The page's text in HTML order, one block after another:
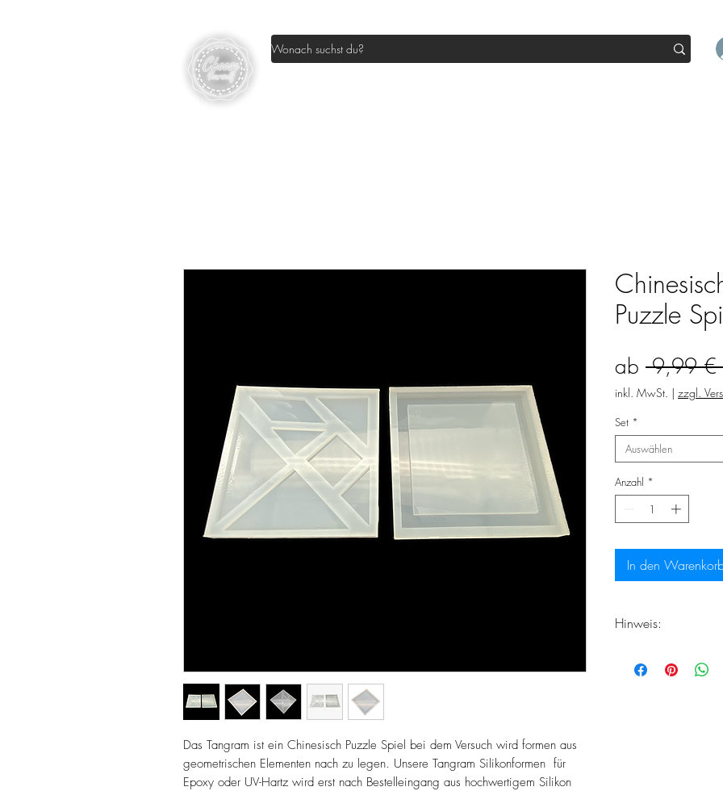
Das Tangram ist ein Chinesisch Puzzle Spiel bei dem Versuch wird formen aus
geometrischen Elementen nach zu legen. Unsere Tangram Silikonformen für
Epoxy oder UV-Hartz wird erst nach Bestelleingang aus hochwertigem Silikon
Puzzle
ab 9,99 €
inkl. MwSt. | zzgl.
Set *
Auswählen
Anzahl *
In den
Hinweis:
Lieferzeiten bei